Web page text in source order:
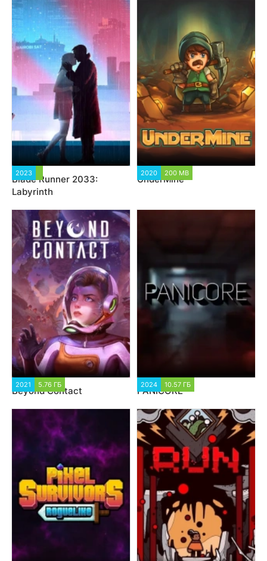
2023
Blade Runner 2033:
Labyrinth
2020 200 MB
UnderMine
2021 5.76 ГБ
Beyond Contact
2024 10.57 ГБ
PANICORE